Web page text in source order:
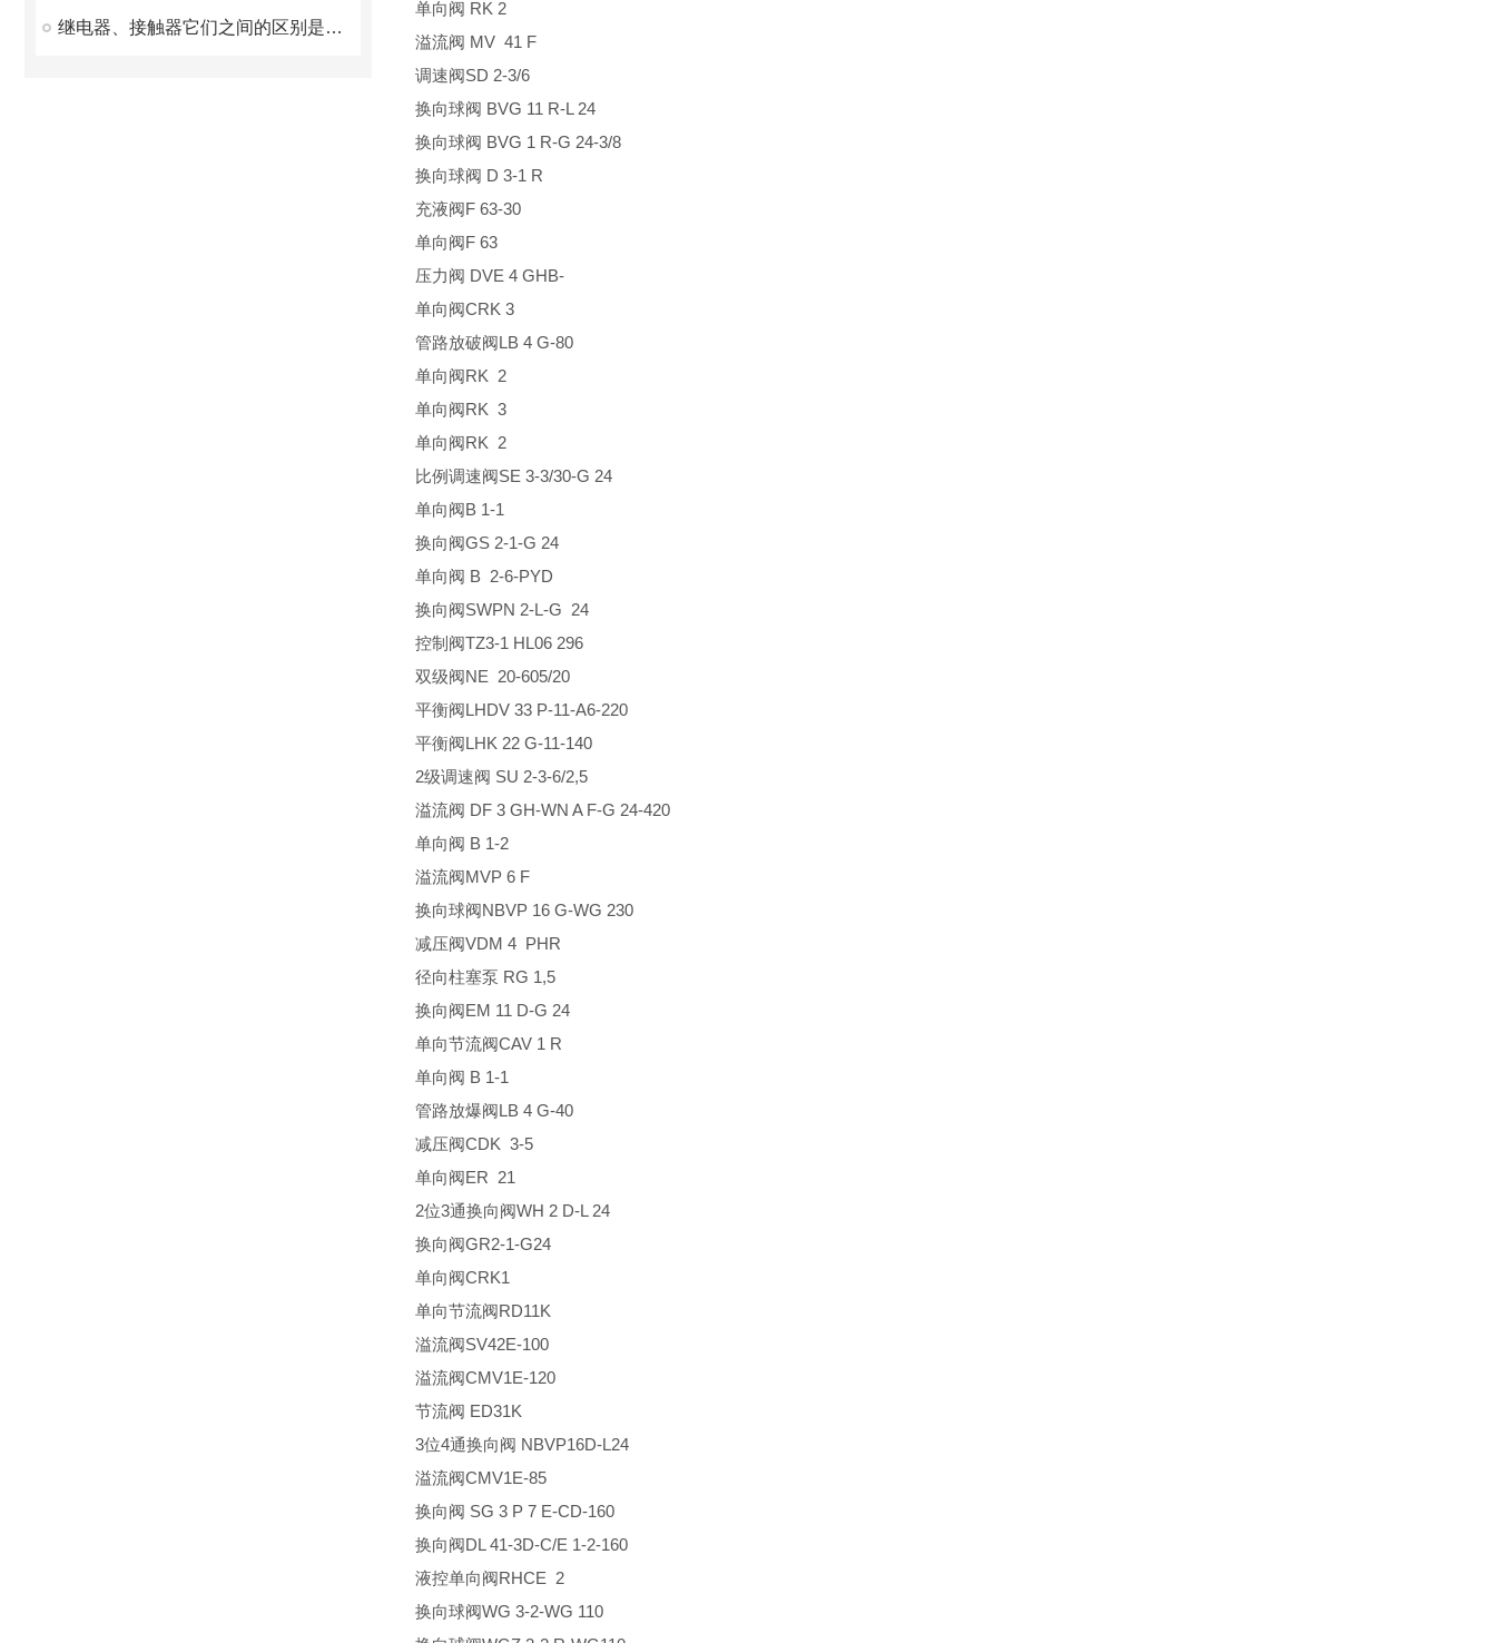
继电器、接触器它们之间的区别是什么？
单向阀 RK 2
溢流阀 MV 41 F
调速阀SD 2-3/6
换向球阀 BVG 11 R-L 24
换向球阀 BVG 1 R-G 24-3/8
换向球阀 D 3-1 R
充液阀F 63-30
单向阀F 63
压力阀 DVE 4 GHB-
单向阀CRK 3
管路放破阀LB 4 G-80
单向阀RK 2
单向阀RK 3
单向阀RK 2
比例调速阀SE 3-3/30-G 24
单向阀B 1-1
换向阀GS 2-1-G 24
单向阀 B 2-6-PYD
换向阀SWPN 2-L-G 24
控制阀TZ3-1 HL06 296
双级阀NE 20-605/20
平衡阀LHDV 33 P-11-A6-220
平衡阀LHK 22 G-11-140
2级调速阀 SU 2-3-6/2,5
溢流阀 DF 3 GH-WN A F-G 24-420
单向阀 B 1-2
溢流阀MVP 6 F
换向球阀NBVP 16 G-WG 230
减压阀VDM 4 PHR
径向柱塞泵 RG 1,5
换向阀EM 11 D-G 24
单向节流阀CAV 1 R
单向阀 B 1-1
管路放爆阀LB 4 G-40
减压阀CDK 3-5
单向阀ER 21
2位3通换向阀WH 2 D-L 24
换向阀GR2-1-G24
单向阀CRK1
单向节流阀RD11K
溢流阀SV42E-100
溢流阀CMV1E-120
节流阀 ED31K
3位4通换向阀 NBVP16D-L24
溢流阀CMV1E-85
换向阀 SG 3 P 7 E-CD-160
换向阀DL 41-3D-C/E 1-2-160
液控单向阀RHCE 2
换向球阀WG 3-2-WG 110